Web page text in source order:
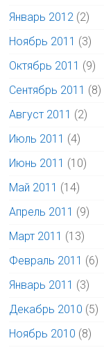
Январь 2012 (2)
Ноябрь 2011 (3)
Октябрь 2011 (9)
Сентябрь 2011 (8)
Август 2011 (2)
Июль 2011 (4)
Июнь 2011 (10)
Май 2011 (14)
Апрель 2011 (9)
Март 2011 (13)
Февраль 2011 (6)
Январь 2011 (3)
Декабрь 2010 (5)
Ноябрь 2010 (8)